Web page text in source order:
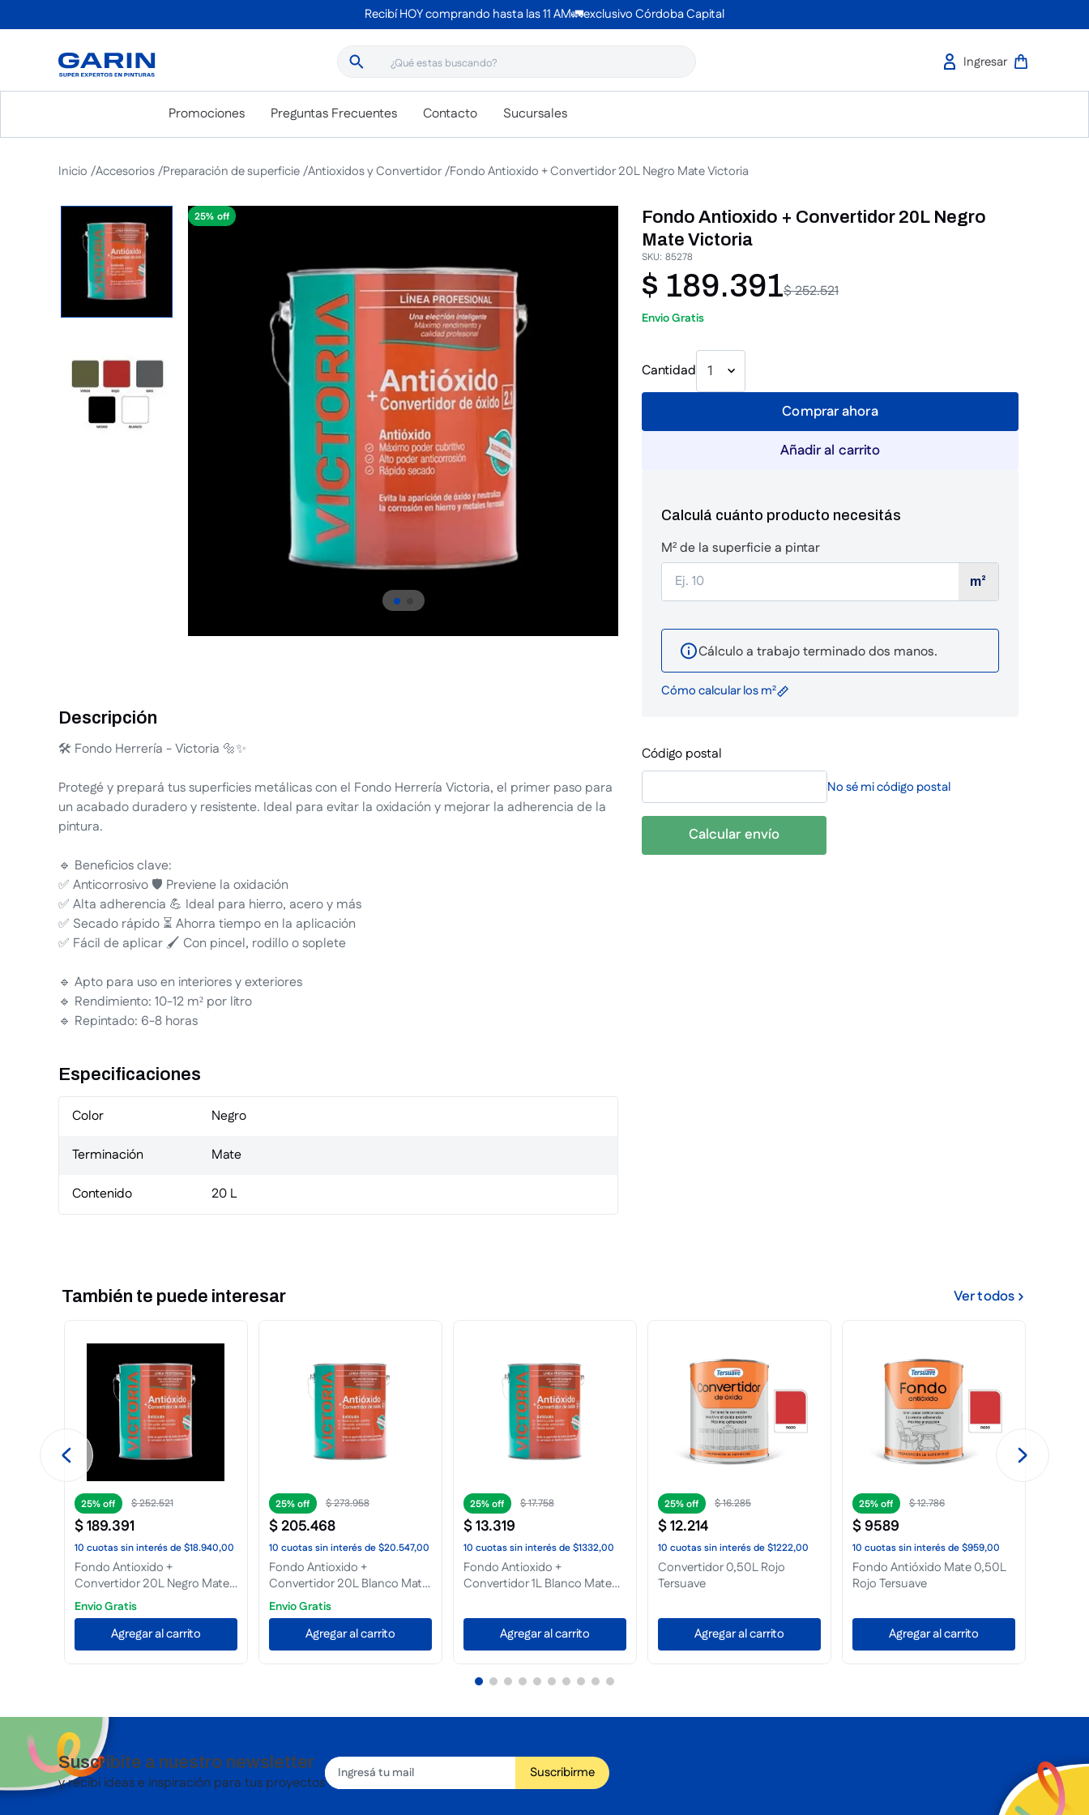
Recibí HOY comprando hasta las 11 AM🚛exclusivo Córdoba Capital
¿Qué estas buscando?
Promociones Preguntas Frecuentes Contacto Sucursales
Accesorios Preparación de superficie Antioxidos y Convertidor Fondo Antioxido + Convertidor 20L Negro Mate Victoria
25%
Descripción
🛠️ Fondo Herrería - Victoria 🔩✨
Protegé y prepará tus superficies metálicas con el Fondo Herrería Victoria, el primer paso para
un acabado duradero y resistente. Ideal para evitar la oxidación y mejorar la adherencia de la
pintura.
🔹 Beneficios clave:
✅ Anticorrosivo 🛡️ Previene la oxidación
✅ Alta adherencia 💪 Ideal para hierro, acero y más
✅ Secado rápido ⏳ Ahorra tiempo en la aplicación
✅ Fácil de aplicar 🖌️ Con pincel, rodillo o soplete
🔹 Apto para uso en interiores y exteriores
🔹 Rendimiento: 10-12 m² por litro
🔹 Repintado: 6-8 horas
Especificaciones
Color Negro
Terminación Mate
Contenido 20 L
Fondo Antioxido + Convertidor 20L Negro
Mate Victoria
SKU: 85278
$252.521
$ 189.391
Envio Gratis
Cantidad 1
Comprar ahora
Añadir al carrito
Calculá cuánto producto necesitás
M² de la superficie a pintar
m²
Cálculo a trabajo terminado dos manos.
Cómo calcular los m²
Código postal
No sé mi código postal
Calcular envío
También te puede interesar Ver todos
25% $16.285
$12.214
10 cuotassin interésde$1222,00
Convertidor 0,50L Verde
Tersuave
Agregar al carrito
25% $9186
$6889
10 cuotassin interésde$689,00
Fondo Blanco 0,25L Tersuave
Agregar al carrito
25% $69.059
$51.794
10 cuotassin interésde$5180,00
Fondo Antióxido Mate 4L Gris
Tersuave
Agregar al carrito
25% $87.148
$65.361
10 cuotassin interésde$6537,00
Convertidor 4L Negro
Tersuave
Agregar al carrito
25% $21.018
$ 15.764
10 cuotassin interésde$1577,00
Fondo Antióxido Mate 1L
Verde Tersuave
Agregar al carrito
Suscribite a nuestro newsletter
y recibí ideas e inspiración para tus proyectos
Suscribirme